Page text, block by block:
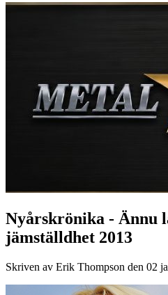
Nyårskrönika - Ännu
jämställdhet 2013
Skriven av Erik Thompson den 02